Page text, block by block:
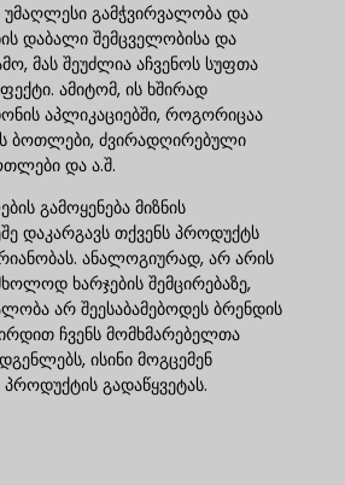
უმაღლესი გამჭვირვალობა და
დაბალი შემცველობისა და
მას შეუძლია აჩვენოს სუფთა
ამიტომ, ის ხშირად
აპლიკაციებში, როგორიცაა
ბოთლები, ძვირადღირებული
და ა.შ.
გამოყენება მიზნის
დაკარგავს თქვენს პროდუქტს
ანალოგიურად, არ არის
ხარჯების შემცირებაზე,
არ შეესაბამებოდეს ბრენდის
ჩვენს მომხმარებელთა
ისინი მოგცემენ
გადაწყვეტას.